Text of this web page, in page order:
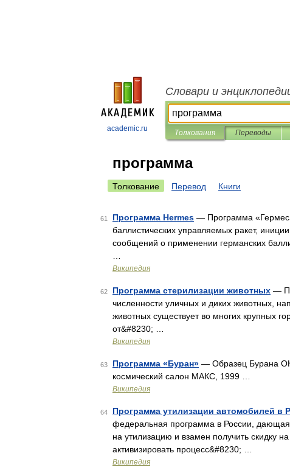
academic.ru
Словари и
Толкования Переводы
программа
Толкование Перевод Книги
61 Программа Hermes — Программа
баллистических управляемых ракет,
сообщений о применении германских
Википедия
62 Программа стерилизации животных —
численности уличных и диких животных,
животных существует во многих крупных
от&#8230; …
Википедия
63 Программа «Буран» — Образец Бурана
космический салон МАКС, 1999 …
Википедия
64 Программа утилизации автомобилей в
федеральная программа в России, дающая
на утилизацию и взамен получить скидку
активизировать процесс&#8230; …
Википедия